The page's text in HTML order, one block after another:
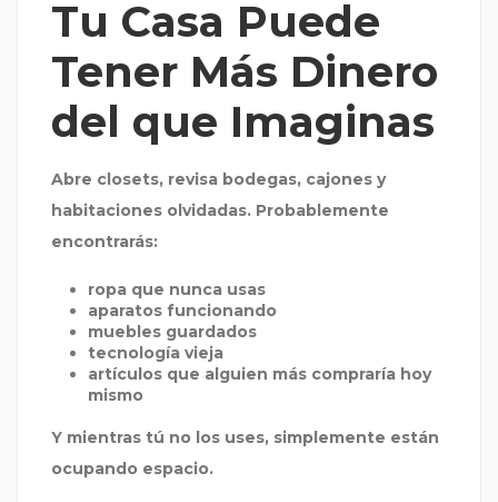
Tu Casa Puede
Tener Más Dinero
del que Imaginas
Abre closets, revisa bodegas, cajones y
habitaciones olvidadas. Probablemente
encontrarás:
ropa que nunca usas
aparatos funcionando
muebles guardados
tecnología vieja
artículos que alguien más compraría hoy
mismo
Y mientras tú no los uses, simplemente están
ocupando espacio.